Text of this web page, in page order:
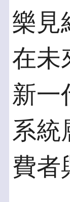
樂見
在未
新一
系統
費者